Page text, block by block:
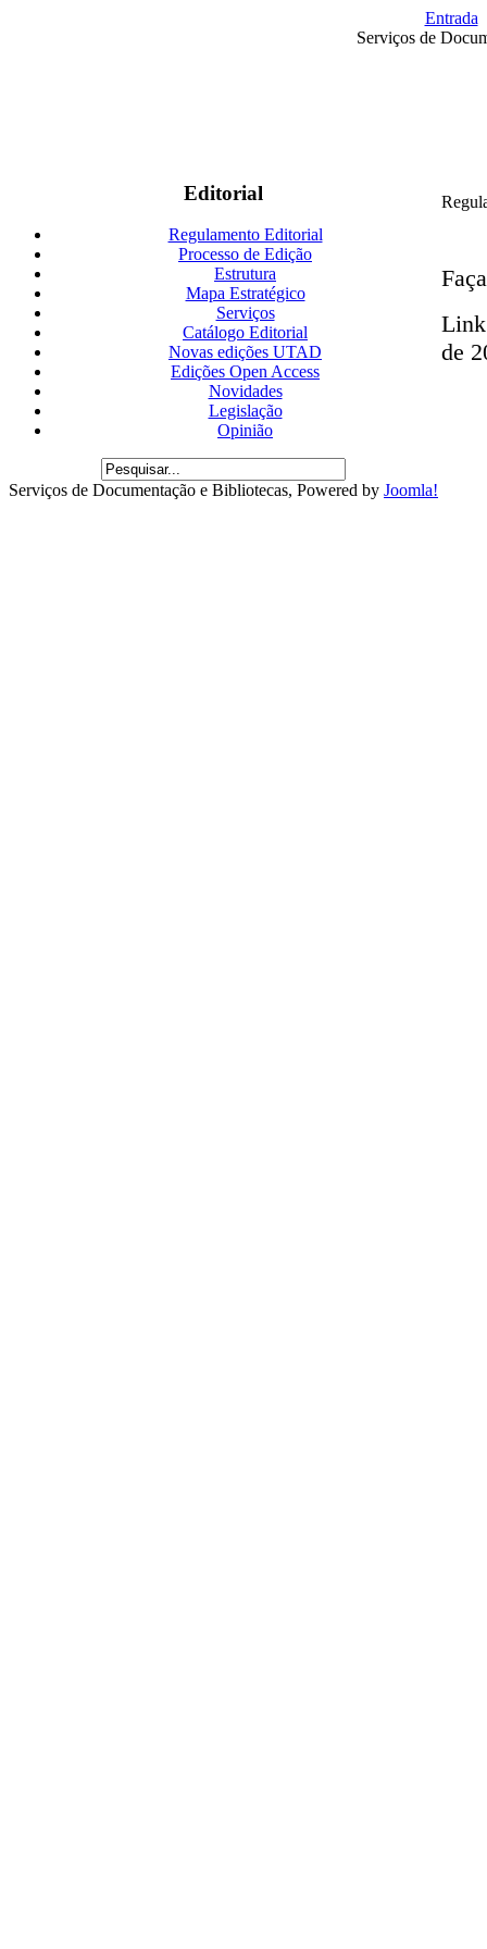
Entrada
Serviços de
Editorial
Regulamento Editorial
Processo de Edição
Estrutura
Mapa Estratégico
Serviços
Catálogo Editorial
Novas edições UTAD
Edições Open Access
Novidades
Legislação
Opinião
Serviços de Documentação e Bibliotecas, Powered by Joomla!
de